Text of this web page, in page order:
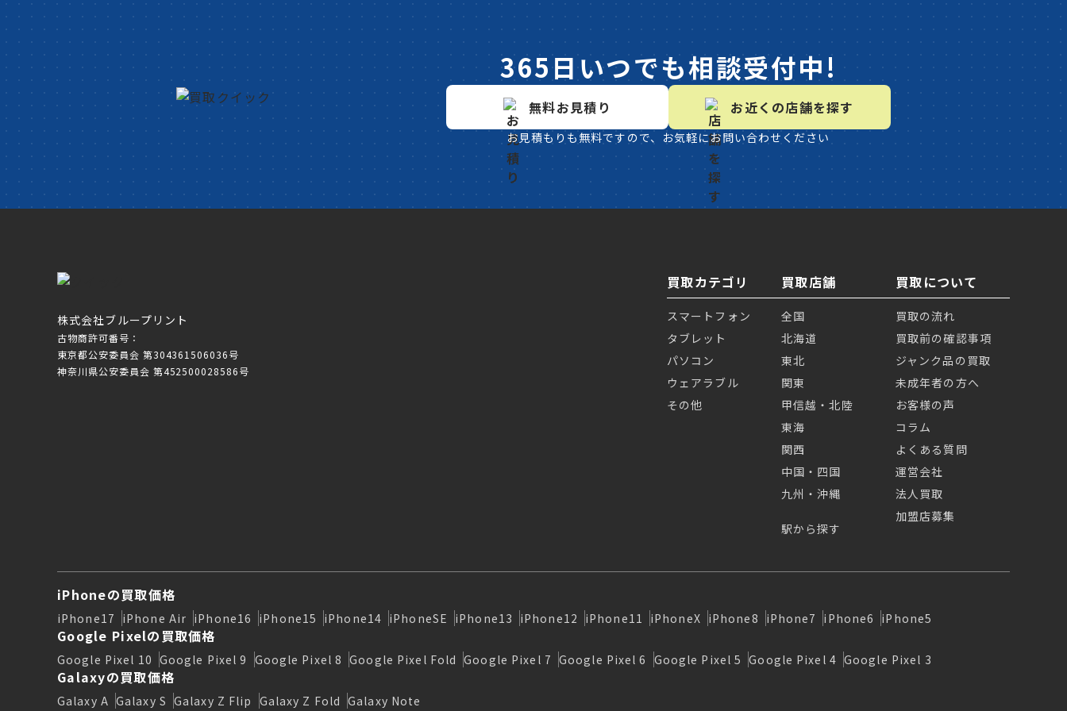
365日いつでも相談受付中!
無料お見積り お近くの店舗を探す
お見積もりも無料ですので、お気軽にお問い合わせください
株式会社ブループリント
古物商許可番号：
東京都公安委員会 第304361506036号
神奈川県公安委員会 第452500028586号
買取カテゴリ
スマートフォン
タブレット
パソコン
ウェアラブル
その他
買取店舗
全国
北海道
東北
関東
甲信越・北陸
東海
関西
中国・四国
九州・沖縄
駅から探す
買取について
買取の流れ
買取前の確認事項
ジャンク品の買取
未成年者の方へ
お客様の声
コラム
よくある質問
運営会社
法人買取
加盟店募集
iPhoneの買取価格
iPhone17 iPhone Air iPhone16 iPhone15 iPhone14 iPhoneSE iPhone13 iPhone12 iPhone11 iPhoneX iPhone8 iPhone7 iPhone6 iPhone5
Google Pixelの買取価格
Google Pixel 10 Google Pixel 9 Google Pixel 8 Google Pixel Fold Google Pixel 7 Google Pixel 6 Google Pixel 5 Google Pixel 4 Google Pixel 3
Galaxyの買取価格
Galaxy A Galaxy S Galaxy Z Flip Galaxy Z Fold Galaxy Note